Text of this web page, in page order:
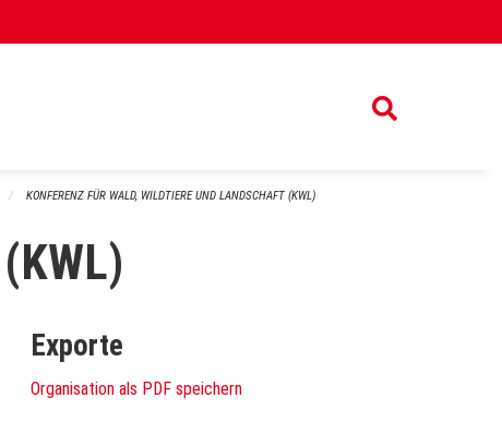
KONFERENZ FÜR WALD, WILDTIERE UND LANDSCHAFT (KWL)
Exporte
Organisation als PDF speichern